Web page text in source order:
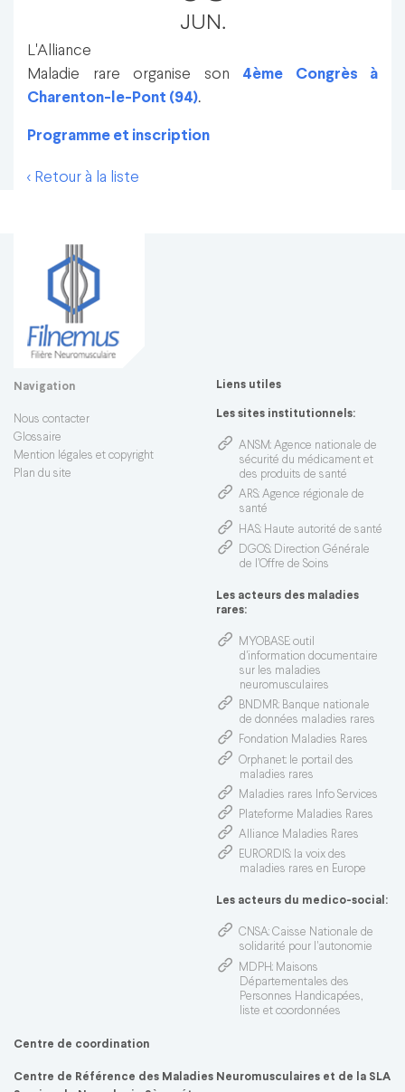
JUN.
L'Alliance
Maladie rare organise son 4ème Congrès à
Charenton-le-Pont (94).
Programme et inscription
< Retour à la liste
Navigation
Nous contacter
Glossaire
Mention légales et copyright
Plan du site
Liens utiles
Les sites institutionnels:
ANSM: Agence nationale de
sécurité du médicament et
des produits de santé
ARS: Agence régionale de
santé
HAS: Haute autorité de santé
DGOS: Direction Générale
de l’Offre de Soins
Les acteurs des maladies
rares:
MYOBASE: outil
d'information documentaire
sur les maladies
neuromusculaires
BNDMR: Banque nationale
de données maladies rares
Fondation Maladies Rares
Orphanet: le portail des
maladies rares
Maladies rares Info Services
Plateforme Maladies Rares
Alliance Maladies Rares
EURORDIS: la voix des
maladies rares en Europe
Les acteurs du medico-social:
CNSA: Caisse Nationale de
solidarité pour l'autonomie
MDPH: Maisons
Départementales des
Personnes Handicapées,
liste et coordonnées
Centre de coordination
Centre de Référence des Maladies Neuromusculaires et de la SLA